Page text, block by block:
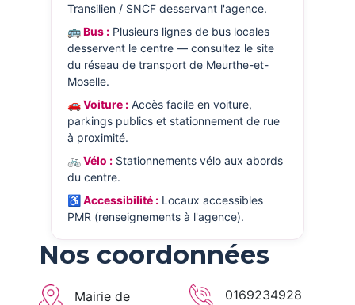
Transilien / SNCF desservant l'agence.
🚌 Bus :Plusieurs lignes de bus locales
desservent le centre — consultez le site
du réseau de transport de Meurthe-et-
Moselle.
🚗 Voiture :Accès facile en voiture,
parkings publics et stationnement de rue
à proximité.
🚲 Vélo :Stationnements vélo aux abords
du centre.
♿ Accessibilité :Locaux accessibles
PMR (renseignements à l'agence).
Nos coordonnées
Mairie de
0169234928